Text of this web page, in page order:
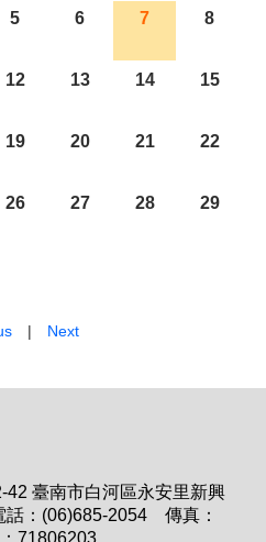
5 6 7 8
12 13 14 15
19 20 21 22
26 27 28 29
| Next
42 臺南市白河區永安里新興
話：(06)685-2054 傳真：
71806203